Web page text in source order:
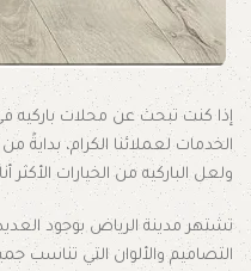
إذا كنت تبحث عن محلات باركيه
الخدمات لعملائنا الكرام،
ولعل الباركيه من الخيارات الأكثر
تشتهر مدينة الرياض بوجود
التصاميم والألوان التي تناسب